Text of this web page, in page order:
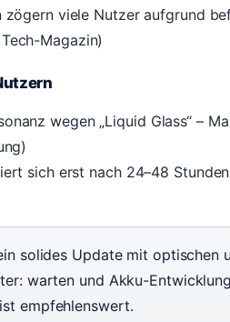
zögern viele Nutzer aufgrund
Magazin)
wegen „Liquid Glass“ –
sich erst nach 24–48
solides Update mit optischen
warten und Akku-
empfehlenswert.